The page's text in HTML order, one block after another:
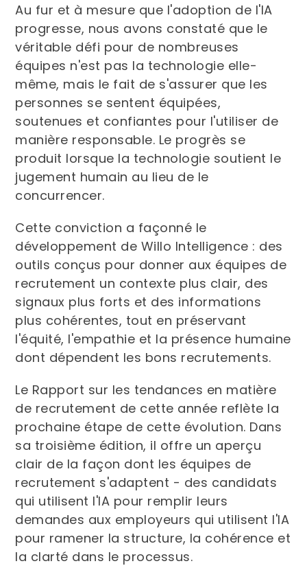
Au fur et à mesure que l'adoption de l'IA
progresse, nous avons constaté que le
véritable défi pour de nombreuses
équipes n'est pas la technologie elle-
même, mais le fait de s'assurer que les
personnes se sentent équipées,
soutenues et confiantes pour l'utiliser de
manière responsable. Le progrès se
produit lorsque la technologie soutient le
jugement humain au lieu de le
concurrencer.
Cette conviction a façonné le
développement de Willo Intelligence : des
outils conçus pour donner aux équipes de
recrutement un contexte plus clair, des
signaux plus forts et des informations
plus cohérentes, tout en préservant
l'équité, l'empathie et la présence humaine
dont dépendent les bons recrutements.
Le Rapport sur les tendances en matière
de recrutement de cette année reflète la
prochaine étape de cette évolution. Dans
sa troisième édition, il offre un aperçu
clair de la façon dont les équipes de
recrutement s'adaptent - des candidats
qui utilisent l'IA pour remplir leurs
demandes aux employeurs qui utilisent l'IA
pour ramener la structure, la cohérence et
la clarté dans le processus.